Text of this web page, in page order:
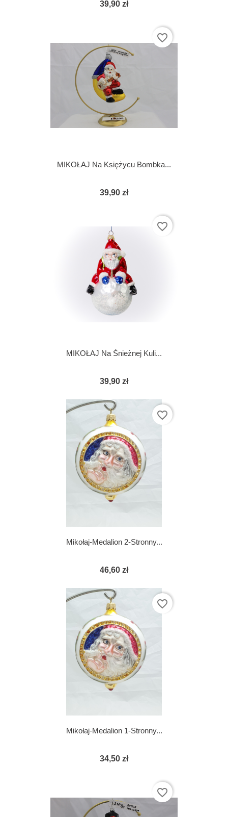
39,90 zł
MIKOŁAJ Na Księżycu Bombka...
39,90 zł
favorite_border
MIKOŁAJ Na Śnieżnej Kuli...
39,90 zł
favorite_border
Mikołaj-Medalion 2-Stronny...
46,60 zł
favorite_border
Mikołaj-Medalion 1-Stronny...
34,50 zł
favorite_border
favorite_border